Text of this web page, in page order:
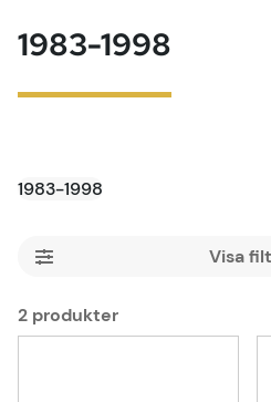
1983-1998
1983-1998
Filtrera
2 produkter